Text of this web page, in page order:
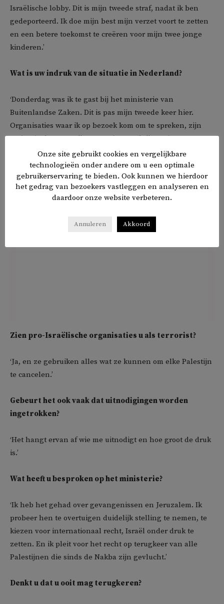
Israëlische lobby. Dit is mijn tweede straf, nadat ik ben
gedeporteerd. Ik doe mijn best mijn verzet voort te zetten
en een betere toekomst te creëren voor mijn twee jonge
kinderen.’
Wat is uw indruk van de situatie in Nederland?
‘Donderdag was ik te gast bij het ministerie van
Buitenlandse Zaken. Dit is pas mijn tweede keer hier.
Organisaties waar ik op bezoek kom om te spreken, zijn
onder druk gezet mij te cancelen. Ze krijgen daarover e-
mails en telefoontjes.’
Zien pro-Israëlische organisaties u als terrorist?
‘Ja, en ze gebruiken alles wat ze kunnen om elke Palestijn
te cancelen.’
Gebeurt het ook vaak dat uitnodigingen worden
ingetrokken?
‘Het hangt ervan af wie me uitnodigt en hoe groot de druk
is.’
Wat heeft u besproken op het ministerie?
‘Ik heb het gehad over gevangenissen en Jeruzalem. Ik
probeer hen te overtuigen duidelijk stelling te nemen, te
kiezen voor internationaal recht, Israël onder druk te
zetten. En ik pleit voor het recht op terugkeer van alle
Palestijnen die sinds de Nakba zijn gevlucht.’
Denkt u dat u ooit mag terugkeren?
Onze site gebruikt cookies en vergelijkbare
technologieën onder andere om u een optimale
gebruikerservaring te bieden. Ook kunnen we hierdoor
het gedrag van bezoekers vastleggen en analyseren en
daardoor onze website verbeteren.
Annuleren Akkoord